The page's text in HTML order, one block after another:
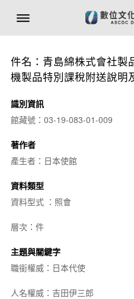
件名：青島綿株式會社製
機製品特別課稅附送說明
識別資訊
館藏號：03-19-083-01-009
著作者
產生者：日本使館
資料類型
資料型式 ：照會
層次：件
主題與關鍵字
職銜權威：日本代使
人名權威：吉田伊三郎